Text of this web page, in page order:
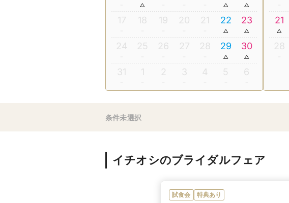
17 18 19 20 21 22 23
24 25 26 27 28 29 30
31 1 2 3 4 5 6
21
28
条件未選択
イチオシのブライダルフェア
試食会 特典あり